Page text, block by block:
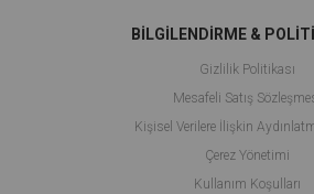
BİLGİLENDİRME &
Gizlilik Politikası
Mesafeli Satış
Kişisel Verilere İlişkin
Çerez Yönetimi
Kullanım Koşulları